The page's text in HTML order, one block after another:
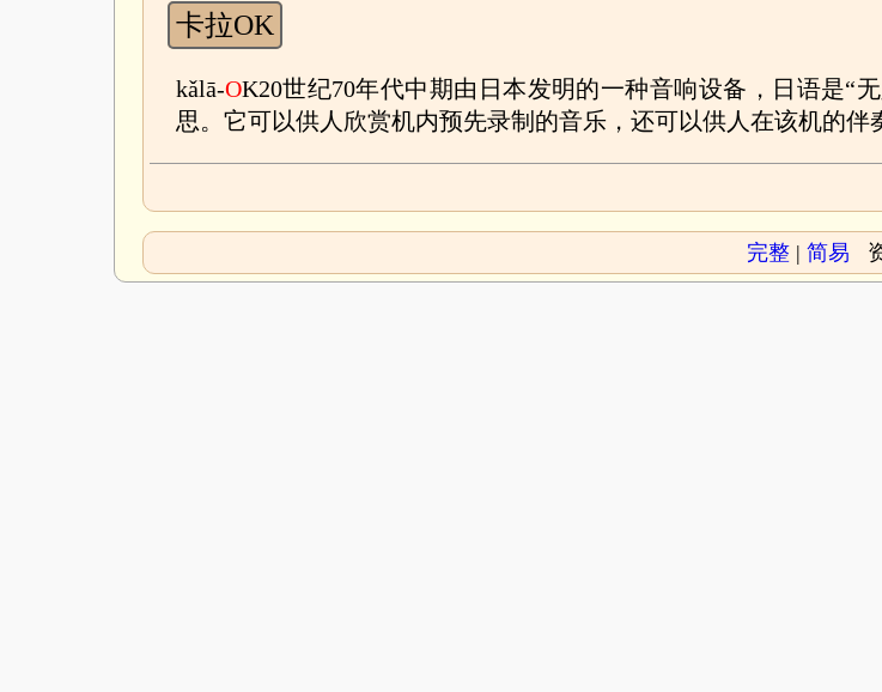
卡拉OK
kǎlā-OK20世纪70年代中期由日本发明的一种音响设备，日语是“
思。它可以供人欣赏机内预先录制的音乐，还可以供人在该机的伴
完整 |简易